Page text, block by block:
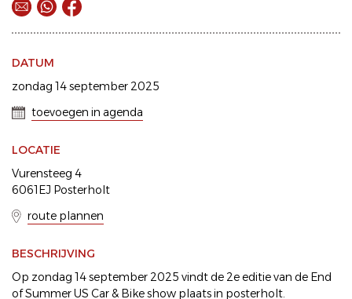
DATUM
zondag 14 september 2025
toevoegen in agenda
LOCATIE
Vurensteeg 4
6061EJ Posterholt
route plannen
BESCHRIJVING
Op zondag 14 september 2025 vindt de 2e editie van de End
of Summer US Car & Bike show plaats in posterholt.